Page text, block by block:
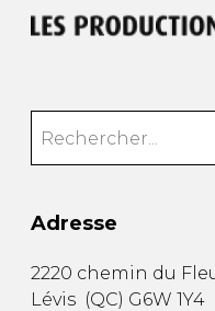
Adresse
2220 chemin du
Lévis (QC) G6W 1Y4